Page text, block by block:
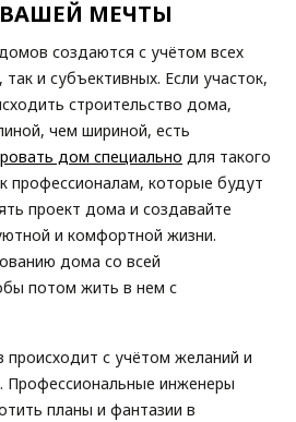
МЕЧТЫ
создаются с учётом всех
и субъективных. Если участок,
строительство дома,
чем шириной, есть
дом специально для такого
профессионалам, которые будут
проект дома и создавайте
и комфортной жизни.
дома со всей
потом жить в нем с
с учётом желаний и
Профессиональные инженеры
планы и фантазии в